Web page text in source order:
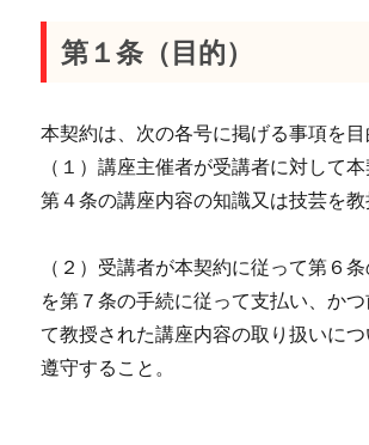
第１条（目的）
本契約は、次の各号に掲げる事項を目
（１）講座主催者が受講者に対して
第４条の講座内容の知識又は技芸を教
（２）受講者が本契約に従って第６
を第７条の手続に従って支払い、か
て教授された講座内容の取り扱いに
遵守すること。